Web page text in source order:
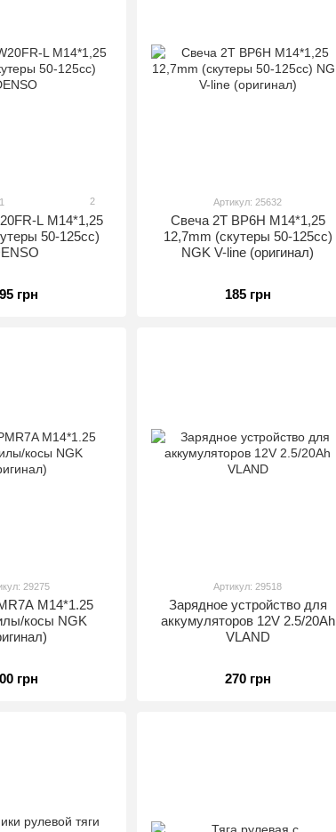
2
L M14*1,25
50-125сс)
грн
Артикул: 25632
Свеча 2T BP6H M14*1,25
12,7mm (скутеры 50-125сс)
NGK V-line (оригинал)
185 грн
29275
M14*1.25
косы NGK
грн
Артикул: 29518
Зарядное устройство для
аккумуляторов 12V 2.5/20Ah
VLAND
270 грн